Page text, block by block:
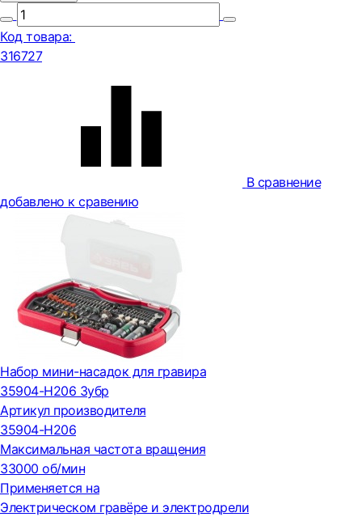
Код товара:
316727
В сравнение
добавлено к сравению
Набор мини-насадок для гравира
35904-H206 Зубр
Артикул производителя
35904-H206
Максимальная частота вращения
33000 об/мин
Применяется на
Электрическом гравёре и электродрели